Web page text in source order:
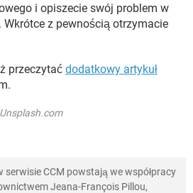
i opiszecie swój problem w
. Wkrótce z pewnością otrzymacie
przeczytać dodatkowy artykuł
serwisie CCM powstają we współpracy
Jeana-François Pillou,